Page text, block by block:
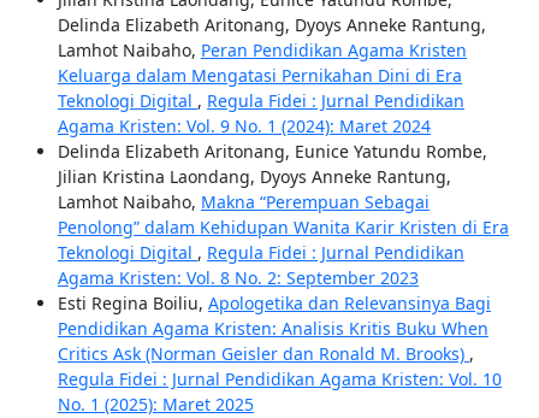
Delinda Elizabeth Aritonang, Dyoys Anneke Rantung,
Lamhot Naibaho, Peran Pendidikan Agama Kristen
Keluarga dalam Mengatasi Pernikahan Dini di Era
Teknologi Digital , Regula Fidei : Jurnal Pendidikan
Agama Kristen: Vol. 9 No. 1 (2024): Maret 2024
Delinda Elizabeth Aritonang, Eunice Yatundu Rombe,
Jilian Kristina Laondang, Dyoys Anneke Rantung,
Lamhot Naibaho, Makna “Perempuan Sebagai
Penolong” dalam Kehidupan Wanita Karir Kristen di Era
Teknologi Digital , Regula Fidei : Jurnal Pendidikan
Agama Kristen: Vol. 8 No. 2: September 2023
Esti Regina Boiliu, Apologetika dan Relevansinya Bagi
Pendidikan Agama Kristen: Analisis Kritis Buku When
Critics Ask (Norman Geisler dan Ronald M. Brooks) ,
Regula Fidei : Jurnal Pendidikan Agama Kristen: Vol. 10
No. 1 (2025): Maret 2025